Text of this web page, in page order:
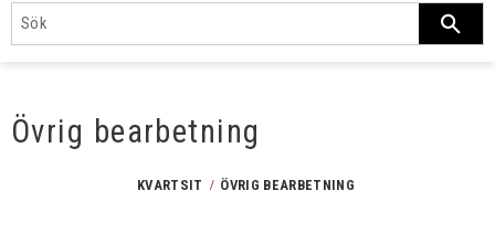
Övrig bearbetning
KVARTSIT ÖVRIG BEARBETNING